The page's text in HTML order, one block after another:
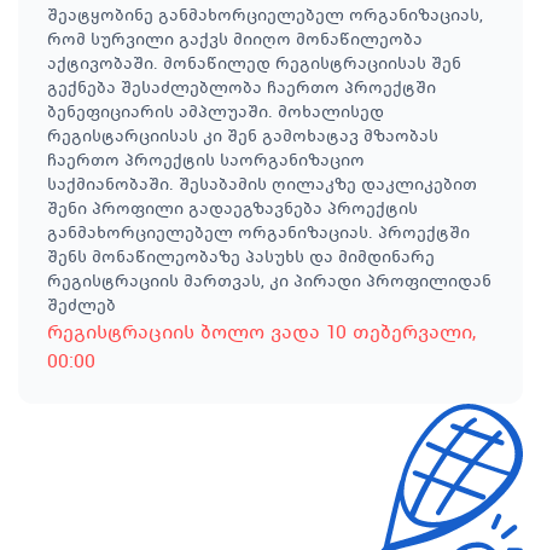
შეატყობინე განმახორციელებელ ორგანიზაციას,
რომ სურვილი გაქვს მიიღო მონაწილეობა
აქტივობაში. მონაწილედ რეგისტრაციისას შენ
გექნება შესაძლებლობა ჩაერთო პროექტში
ბენეფიციარის ამპლუაში. მოხალისედ
რეგისტარციისას კი შენ გამოხატავ მზაობას
ჩაერთო პროექტის საორგანიზაციო
საქმიანობაში. შესაბამის ღილაკზე დაკლიკებით
შენი პროფილი გადაეგზავნება პროექტის
განმახორციელებელ ორგანიზაციას. პროექტში
შენს მონაწილეობაზე პასუხს და მიმდინარე
რეგისტრაციის მართვას, კი პირადი პროფილიდან
შეძლებ
რეგისტრაციის ბოლო ვადა 10 თებერვალი,
00:00